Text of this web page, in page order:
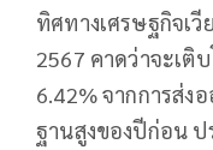
ทิศทางเศรษฐกิจเ
2567 คาดว่าจะเติ
6.42% จากการส่ง
ฐานสูงของปีก่อน